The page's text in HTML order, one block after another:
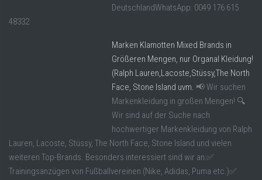
DeutschlandWhatsApp: 0049 176 615
48332
Marken Klamotten Mixed Brands in
Größeren Mengen, nur Organal Kleidung!
(Ralph Lauren,Lacoste,Stüssy,The North
Face, Stone Island uvm. 📢 Wir suchen
Markenkleidung in großen Mengen! 🔍
Wir sind auf der Suche nach
hochwertiger Markenkleidung von Ralph
Lauren, Lacoste, Stüssy, The North Face, Stone Island und vielen
weiteren Top-Brands. Besonders interessiert sind wir an:✅
Trainingsanzügen von Fußballvereinen (Nike, Adidas, Puma etc.)✅